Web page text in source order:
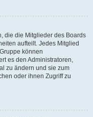
die die Mitglieder des Boards
aufteilt. Jedes Mitglied
können
es den Administratoren,
zu ändern und sie zum
oder ihnen Zugriff zu